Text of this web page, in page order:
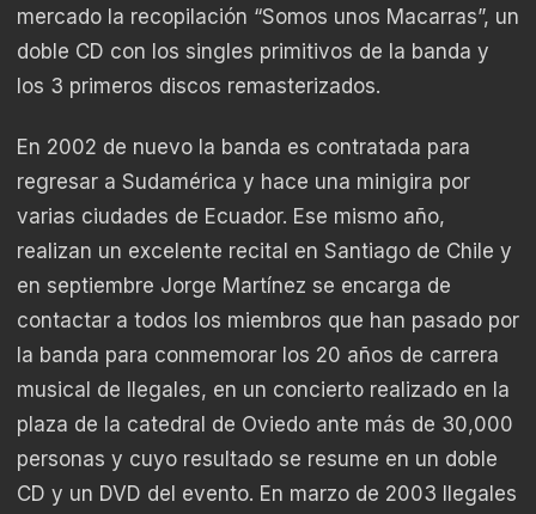
mercado la recopilación “Somos unos Macarras”, un
doble CD con los singles primitivos de la banda y
los 3 primeros discos remasterizados.
En 2002 de nuevo la banda es contratada para
regresar a Sudamérica y hace una minigira por
varias ciudades de Ecuador. Ese mismo año,
realizan un excelente recital en Santiago de Chile y
en septiembre Jorge Martínez se encarga de
contactar a todos los miembros que han pasado por
la banda para conmemorar los 20 años de carrera
musical de Ilegales, en un concierto realizado en la
plaza de la catedral de Oviedo ante más de 30,000
personas y cuyo resultado se resume en un doble
CD y un DVD del evento. En marzo de 2003 Ilegales